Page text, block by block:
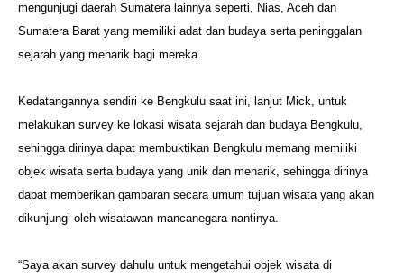
mengunjugi daerah Sumatera lainnya seperti, Nias, Aceh dan
Sumatera Barat yang memiliki adat dan budaya serta peninggalan
sejarah yang menarik bagi mereka.
Kedatangannya sendiri ke Bengkulu saat ini, lanjut Mick, untuk
melakukan survey ke lokasi wisata sejarah dan budaya Bengkulu,
sehingga dirinya dapat membuktikan Bengkulu memang memiliki
objek wisata serta budaya yang unik dan menarik, sehingga dirinya
dapat memberikan gambaran secara umum tujuan wisata yang akan
dikunjungi oleh wisatawan mancanegara nantinya.
“Saya akan survey dahulu untuk mengetahui objek wisata di